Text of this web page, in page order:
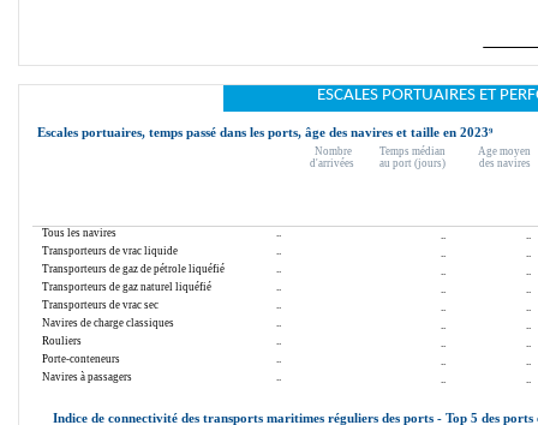
ESCALES PORTUAIRES ET
Escales portuaires, temps passé dans les ports, âge des navires et taille en 2023⁹
Nombre
d'arrivées
Temps médian
au port (jours)
Âge moyen
des navires
Tous les navires
Transporteurs de vrac liquide
Transporteurs de gaz de pétrole liquéfié
Transporteurs de gaz naturel liquéfié
Transporteurs de vrac sec
Navires de charge classiques
Rouliers
Porte-conteneurs
Navires à passagers
Indice de connectivité des transports maritimes réguliers des ports - Top 5 des ports